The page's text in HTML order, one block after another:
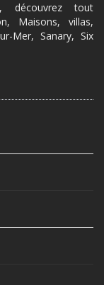
découvrez tout
Maisons, villas,
Mer, Sanary, Six